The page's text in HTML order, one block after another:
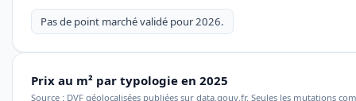
Pas de point marché validé pour 2026.
Prix au m² par typologie en 2025
Source : DVF géolocalisées publiées sur data.gouv.fr. Seules les mutations